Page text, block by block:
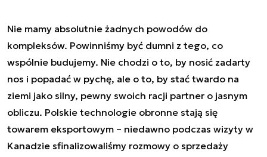
Nie mamy absolutnie żadnych powodów do
kompleksów. Powinniśmy być dumni z tego, co
wspólnie budujemy. Nie chodzi o to, by nosić zadarty
nos i popadać w pychę, ale o to, by stać twardo na
ziemi jako silny, pewny swoich racji partner o jasnym
obliczu. Polskie technologie obronne stają się
towarem eksportowym – niedawno podczas wizyty w
Kanadzie sfinalizowaliśmy rozmowy o sprzedaży